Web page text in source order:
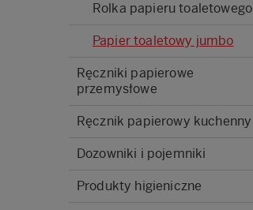
Rolka papieru toaletowego
Papier toaletowy jumbo
Ręczniki papierowe
przemysłowe
Ręcznik papierowy kuchenny
Dozowniki i pojemniki
Produkty higieniczne